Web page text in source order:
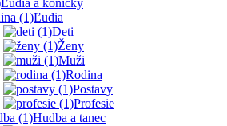
Ľudia a koníčky
Ľudia
Deti
Ženy
Muži
Rodina
Postavy
Profesie
Hudba a tanec